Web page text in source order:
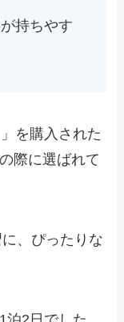
持ちやす
を購入された
際に選ばれて
、ぴったりな